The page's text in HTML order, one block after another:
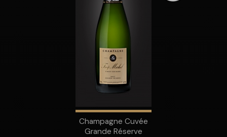
Champagne Cuvée
Grande Réserve